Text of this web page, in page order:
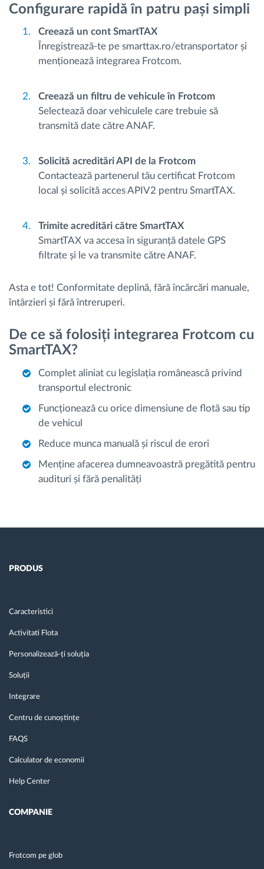
Configurare rapidă în patru pași simpli
Creează un cont SmartTAX
Înregistrează-te pe smarttax.ro/etransportator și
menționează integrarea Frotcom.
Creează un filtru de vehicule în Frotcom
Selectează doar vehiculele care trebuie să
transmită date către ANAF.
Solicită acreditări API de la Frotcom
Contactează partenerul tău certificat Frotcom
local și solicită acces APIV2 pentru SmartTAX.
Trimite acreditări către SmartTAX
SmartTAX va accesa în siguranță datele GPS
filtrate și le va transmite către ANAF.
Asta e tot! Conformitate deplină, fără încărcări manuale,
întârzieri și fără întreruperi.
De ce să folosiți integrarea Frotcom cu
SmartTAX?
Complet aliniat cu legislația românească privind
transportul electronic
Funcționează cu orice dimensiune de flotă sau tip
de vehicul
Reduce munca manuală și riscul de erori
Menține afacerea dumneavoastră pregătită pentru
audituri și fără penalități
PRODUS
Caracteristici
Activitati Flota
Personalizează-ți soluția
Soluții
Integrare
Centru de cunoștințe
FAQS
Calculator de economii
Help Center
COMPANIE
Frotcom pe glob